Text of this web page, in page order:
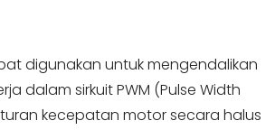
digunakan untuk mengendalikan
dalam sirkuit PWM (Pulse Width
kecepatan motor secara halus